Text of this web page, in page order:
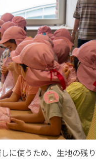
に使うため、生地の残り